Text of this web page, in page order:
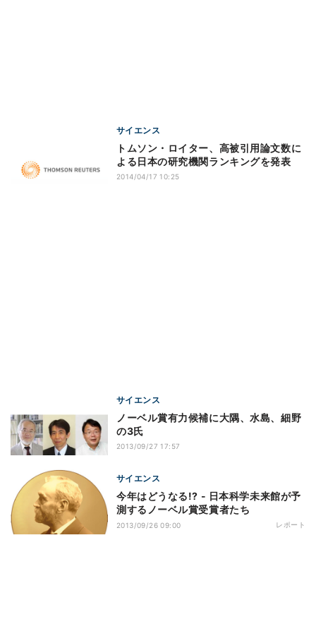
サイエンス
トムソン・ロイター、高被引用論文数に
よる日本の研究機関ランキングを発表
2014/04/17 10:25
サイエンス
ノーベル賞有力候補に大隅、水島、細野
の3氏
2013/09/27 17:57
サイエンス
今年はどうなる!? - 日本科学未来館が予
測するノーベル賞受賞者たち
2013/09/26 09:00 レポート